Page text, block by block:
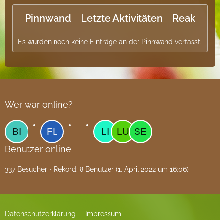
Pinnwand Letzte Aktivitäten
Es wurden noch keine Einträge an der Pinnwand verfasst.
Wer war online?
Benutzer online
337 Besucher Rekord: 8 Benutzer (1. April 2022 um 16:06)
Datenschutzerklärung Impressum